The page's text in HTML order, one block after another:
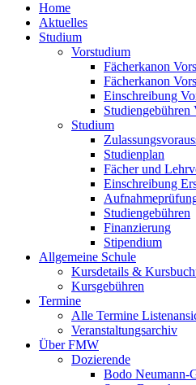
Home
Aktuelles
Studium
Vorstudium
Fächerkanon
Fächerkanon
Einschreibung
Studiengebühren
Studium
Studienplan
Fächer und
Einschreibung
Studiengebühren
Finanzierung
Stipendium
Allgemeine Schule
Kursdetails &
Kursgebühren
Termine
Alle Termine
Veranstaltungsarchiv
Über FMW
Dozierende
Bodo Neumann-